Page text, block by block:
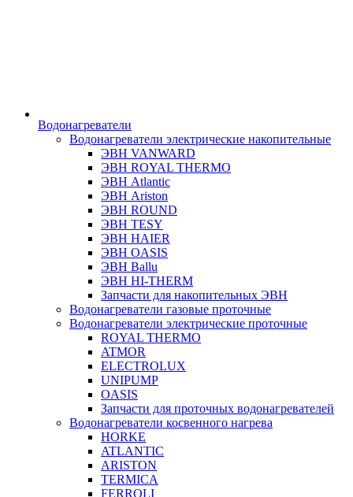
Водонагреватели
Водонагреватели электрические накопительные
ЭВН VANWARD
ЭВН ROYAL THERMO
ЭВН Atlantic
ЭВН Ariston
ЭВН ROUND
ЭВН TESY
ЭВН HAIER
ЭВН OASIS
ЭВН Ballu
ЭВН HI-THERM
Запчасти для накопительных ЭВН
Водонагреватели газовые проточные
Водонагреватели электрические проточные
ROYAL THERMO
ATMOR
ELECTROLUX
UNIPUMP
OASIS
Запчасти для проточных водонагревателей
Водонагреватели косвенного нагрева
HORKE
ATLANTIC
ARISTON
TERMICA
FERROLI